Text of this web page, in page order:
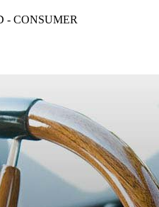
- CONSUMER